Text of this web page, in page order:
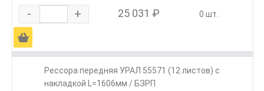
- + 25 031 ₽ 0 шт.
Ä
Рессора передняя УРАЛ 55571 (12 листов) с
накладкой L=1606мм / БЗРП